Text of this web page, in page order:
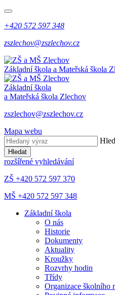
+420 572 597 348
zszlechov@zszlechov.cz
Základní škola a Mateřská škola
Základní škola
a Mateřská škola Zlechov
zszlechov@zszlechov.cz
Mapa webu
Hledat
rozšířené vyhledávání
ZŠ +420 572 597 370
MŠ +420 572 597 348
Základní škola
O nás
Historie
Dokumenty
Aktuality
Kroužky
Rozvrhy hodin
Třídy
Organizace školního